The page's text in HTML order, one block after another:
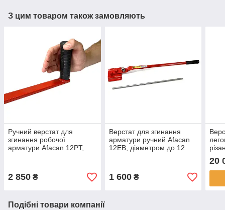
З цим товаром також замовляють
Ручний верстат для
згинання робочої
арматури Afacan 12PT,
2 850 ₴
Верстат для згинання
арматури ручний Afacan
12EB, діаметром до 12
1 600₴
до
20
Подібні товари компанії